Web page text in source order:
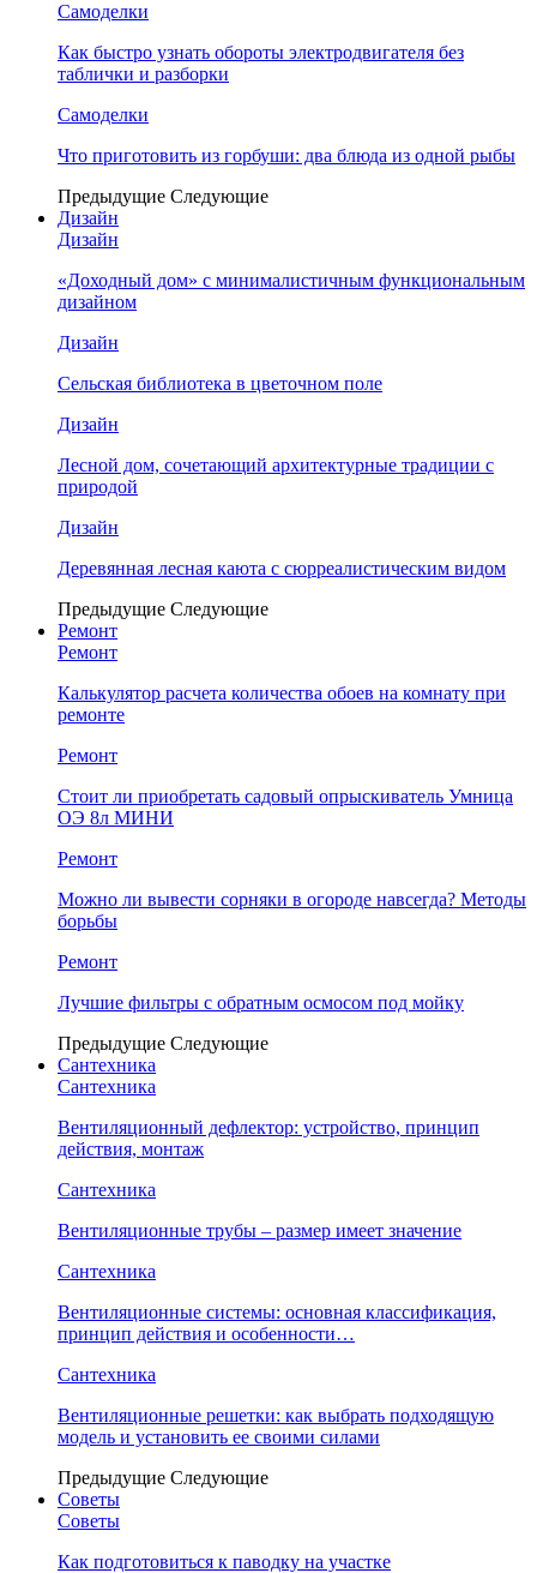
Самоделки
Как быстро узнать обороты электродвигателя без
таблички и разборки
Самоделки
Что приготовить из горбуши: два блюда из одной рыбы
Предыдущие Следующие
Дизайн
Дизайн
«Доходный дом» с минималистичным функциональным
дизайном
Дизайн
Сельская библиотека в цветочном поле
Дизайн
Лесной дом, сочетающий архитектурные традиции с
природой
Дизайн
Деревянная лесная каюта с сюрреалистическим видом
Предыдущие Следующие
Ремонт
Ремонт
Калькулятор расчета количества обоев на комнату при
ремонте
Ремонт
Стоит ли приобретать садовый опрыскиватель Умница
ОЭ 8л МИНИ
Ремонт
Можно ли вывести сорняки в огороде навсегда? Методы
борьбы
Ремонт
Лучшие фильтры с обратным осмосом под мойку
Предыдущие Следующие
Сантехника
Сантехника
Вентиляционный дефлектор: устройство, принцип
действия, монтаж
Сантехника
Вентиляционные трубы – размер имеет значение
Сантехника
Вентиляционные системы: основная классификация,
принцип действия и особенности…
Сантехника
Вентиляционные решетки: как выбрать подходящую
модель и установить ее своими силами
Предыдущие Следующие
Советы
Советы
Как подготовиться к паводку на участке